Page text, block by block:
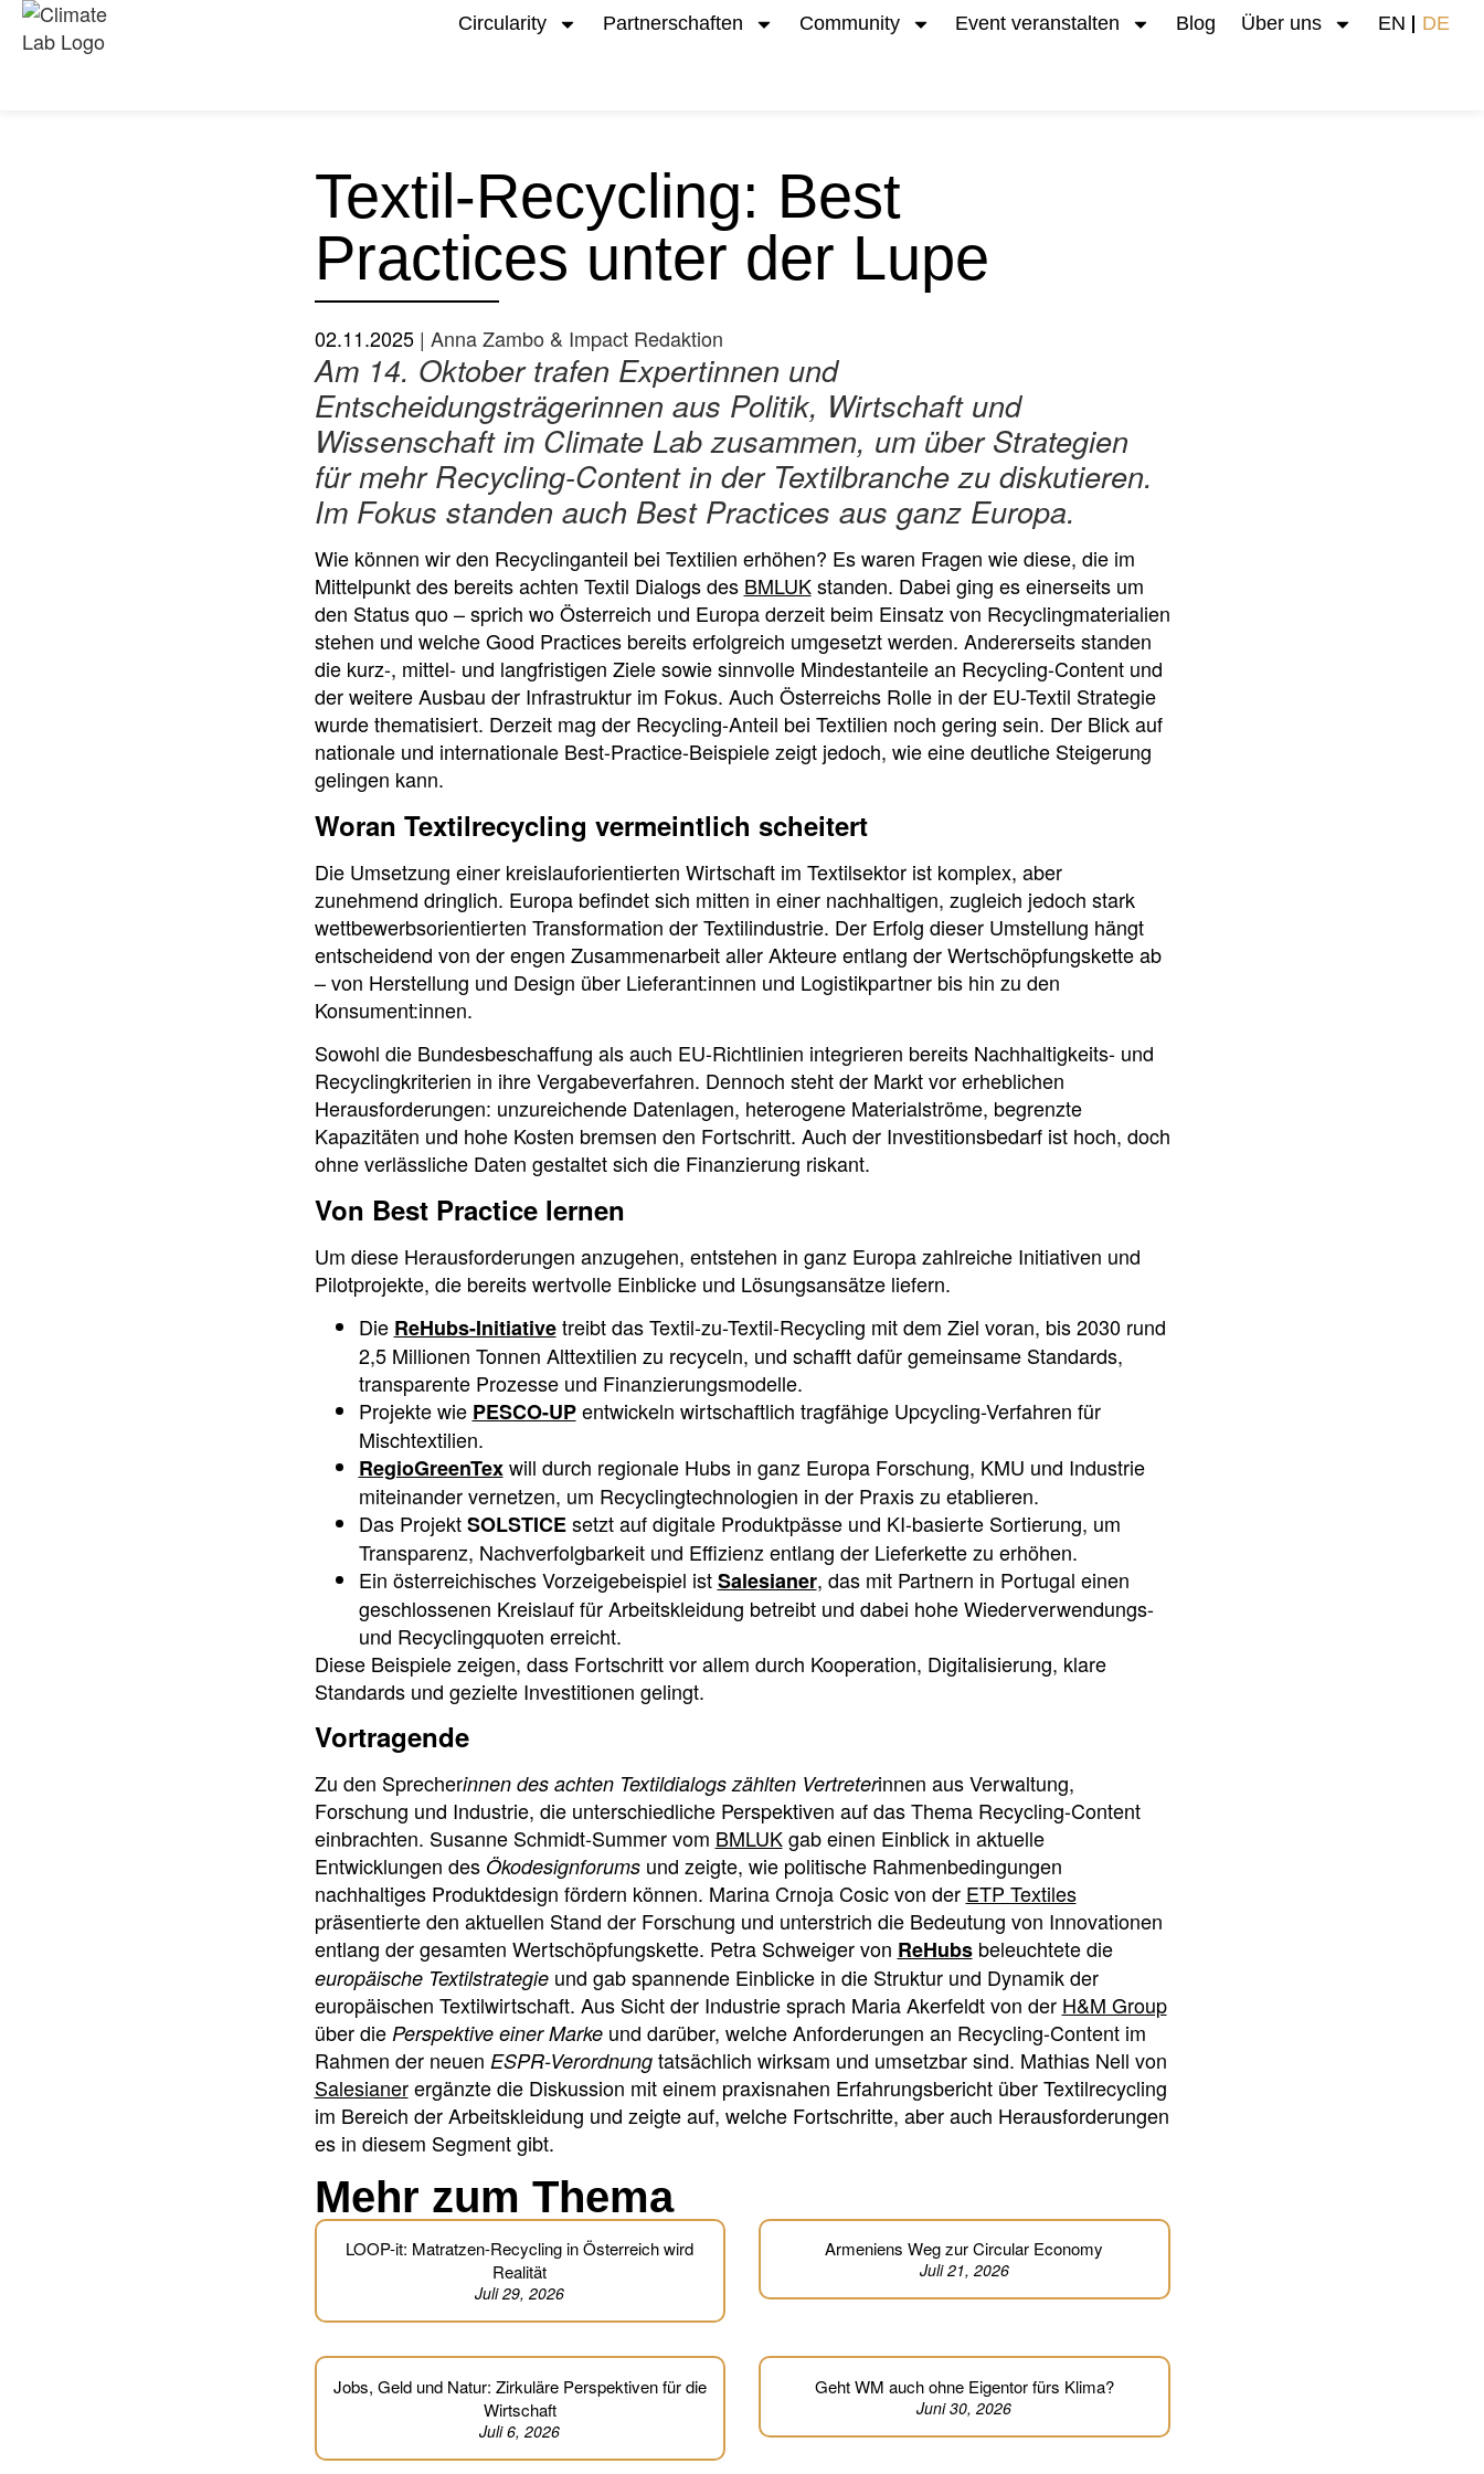
Circularity Partnerschaften Community Event veranstalten Blog Über uns EN DE
Textil-Recycling: Best
Practices unter der Lupe
02.11.2025 ‏‏‎ ‎|‏‏‎ ‎Anna Zambo & Impact Redaktion
Am 14. Oktober trafen Expertinnen und
Entscheidungsträgerinnen aus Politik, Wirtschaft und
Wissenschaft im Climate Lab zusammen, um über Strategien
für mehr Recycling-Content in der Textilbranche zu diskutieren.
Im Fokus standen auch Best Practices aus ganz Europa.
Wie können wir den Recyclinganteil bei Textilien erhöhen? Es waren Fragen wie diese, die im
Mittelpunkt des bereits achten Textil Dialogs des BMLUKstanden. Dabei ging es einerseits um
den Status quo – sprich wo Österreich und Europa derzeit beim Einsatz von Recyclingmaterialien
stehen und welche Good Practices bereits erfolgreich umgesetzt werden. Andererseits standen
die kurz-, mittel- und langfristigen Ziele sowie sinnvolle Mindestanteile an Recycling-Content und
der weitere Ausbau der Infrastruktur im Fokus. Auch Österreichs Rolle in der EU-Textil Strategie
wurde thematisiert. Derzeit mag der Recycling-Anteil bei Textilien noch gering sein. Der Blick auf
nationale und internationale Best-Practice-Beispiele zeigt jedoch, wie eine deutliche Steigerung
gelingen kann.
Woran Textilrecycling vermeintlich scheitert
Die Umsetzung einer kreislauforientierten Wirtschaft im Textilsektor ist komplex, aber
zunehmend dringlich. Europa befindet sich mitten in einer nachhaltigen, zugleich jedoch stark
wettbewerbsorientierten Transformation der Textilindustrie. Der Erfolg dieser Umstellung hängt
entscheidend von der engen Zusammenarbeit aller Akteure entlang der Wertschöpfungskette ab
– von Herstellung und Design über Lieferant:innen und Logistikpartner bis hin zu den
Konsument:innen.
Sowohl die Bundesbeschaffung als auch EU-Richtlinien integrieren bereits Nachhaltigkeits- und
Recyclingkriterien in ihre Vergabeverfahren. Dennoch steht der Markt vor erheblichen
Herausforderungen: unzureichende Datenlagen, heterogene Materialströme, begrenzte
Kapazitäten und hohe Kosten bremsen den Fortschritt. Auch der Investitionsbedarf ist hoch, doch
ohne verlässliche Daten gestaltet sich die Finanzierung riskant.
Von Best Practice lernen
Um diese Herausforderungen anzugehen, entstehen in ganz Europa zahlreiche Initiativen und
Pilotprojekte, die bereits wertvolle Einblicke und Lösungsansätze liefern.
Die ReHubs-Initiativetreibt das Textil-zu-Textil-Recycling mit dem Ziel voran, bis 2030 rund
2,5 Millionen Tonnen Alttextilien zu recyceln, und schafft dafür gemeinsame Standards,
transparente Prozesse und Finanzierungsmodelle.
Projekte wie PESCO-UPentwickeln wirtschaftlich tragfähige Upcycling-Verfahren für
Mischtextilien.
RegioGreenTexwill durch regionale Hubs in ganz Europa Forschung, KMU und Industrie
miteinander vernetzen, um Recyclingtechnologien in der Praxis zu etablieren.
Das ProjektSOLSTICEsetzt auf digitale Produktpässe und KI-basierte Sortierung, um
Transparenz, Nachverfolgbarkeit und Effizienz entlang der Lieferkette zu erhöhen.
Ein österreichisches Vorzeigebeispiel istSalesianer, das mit Partnern in Portugal einen
geschlossenen Kreislauf für Arbeitskleidung betreibt und dabei hohe Wiederverwendungs-
und Recyclingquoten erreicht.
Diese Beispiele zeigen, dass Fortschritt vor allem durch Kooperation, Digitalisierung, klare
Standards und gezielte Investitionen gelingt.
Vortragende
Zu den Sprecherinnen des achten Textildialogs zählten Vertreterinnen aus Verwaltung,
Forschung und Industrie, die unterschiedliche Perspektiven auf das Thema Recycling-Content
einbrachten. Susanne Schmidt-Summer vom BMLUKgab einen Einblick in aktuelle
Entwicklungen des Ökodesignforumsund zeigte, wie politische Rahmenbedingungen
nachhaltiges Produktdesign fördern können. Marina Crnoja Cosic von der ETP Textiles
präsentierte den aktuellen Stand der Forschung und unterstrich die Bedeutung von Innovationen
entlang der gesamten Wertschöpfungskette. Petra Schweiger von ReHubsbeleuchtete die
europäische Textilstrategieund gab spannende Einblicke in die Struktur und Dynamik der
europäischen Textilwirtschaft. Aus Sicht der Industrie sprach Maria Akerfeldt von der H&M Group
über die Perspektive einer Markeund darüber, welche Anforderungen an Recycling-Content im
Rahmen der neuen ESPR-Verordnungtatsächlich wirksam und umsetzbar sind. Mathias Nell von
Salesianerergänzte die Diskussion mit einem praxisnahen Erfahrungsbericht über Textilrecycling
im Bereich der Arbeitskleidung und zeigte auf, welche Fortschritte, aber auch Herausforderungen
es in diesem Segment gibt.
Mehr zum Thema
LOOP-it: Matratzen-Recycling in Österreich wird
Realität
Juli 29, 2026
Armeniens Weg zur Circular Economy
Juli 21, 2026
Jobs, Geld und Natur: Zirkuläre Perspektiven für die
Wirtschaft
Juli 6, 2026
Geht WM auch ohne Eigentor fürs Klima?
Juni 30, 2026